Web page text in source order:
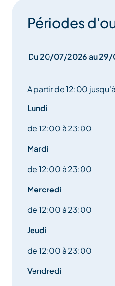
Périodes
Du 20/07/2026 au
A partir de 12:00
Lundi
de 12:00 à 23:00
Mardi
de 12:00 à 23:00
Mercredi
de 12:00 à 23:00
Jeudi
de 12:00 à 23:00
Vendredi